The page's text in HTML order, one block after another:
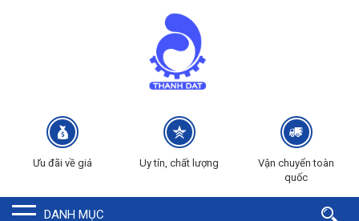
Ưu đãi về giá Uy tín, chất lượng
Vận chuyển toàn
quốc
DANH MỤC